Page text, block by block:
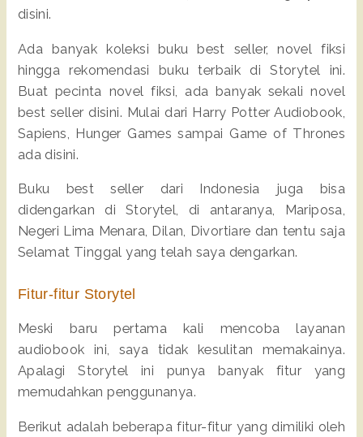
disini.
Ada banyak koleksi buku best seller, novel fiksi
hingga rekomendasi buku terbaik di Storytel ini.
Buat pecinta novel fiksi, ada banyak sekali novel
best seller disini. Mulai dari Harry Potter Audiobook,
Sapiens, Hunger Games sampai Game of Thrones
ada disini.
Buku best seller dari Indonesia juga bisa
didengarkan di Storytel, di antaranya, Mariposa,
Negeri Lima Menara, Dilan, Divortiare dan tentu saja
Selamat Tinggal yang telah saya dengarkan.
Fitur-fitur Storytel
Meski baru pertama kali mencoba layanan
audiobook ini, saya tidak kesulitan memakainya.
Apalagi Storytel ini punya banyak fitur yang
memudahkan penggunanya.
Berikut adalah beberapa fitur-fitur yang dimiliki oleh